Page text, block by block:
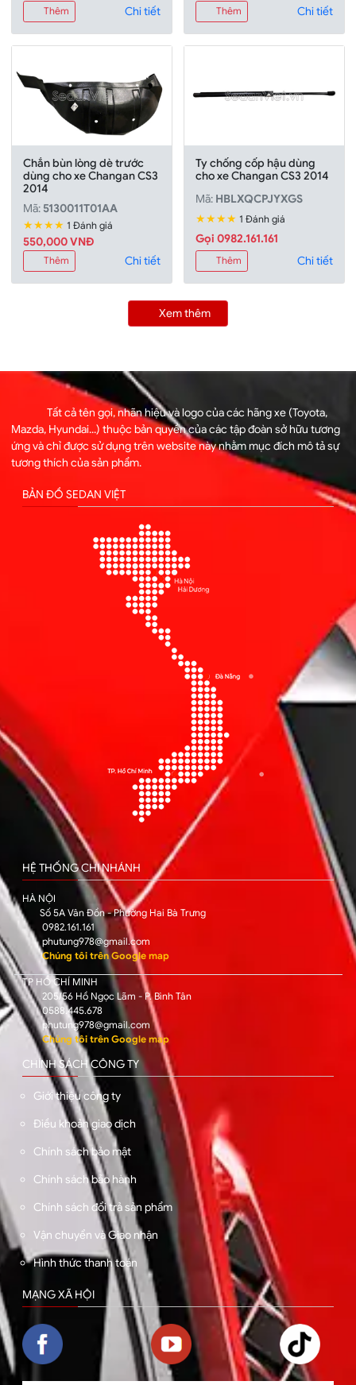
Thêm Chi tiết Thêm Chi tiết
Chắn bùn lòng dè trước
dùng cho xe Changan CS3
2014
Mã: 5130011T01AA
★★★★ 1 Đánh giá
550,000 VNĐ
Thêm Chi tiết
Ty chống cốp hậu dùng
cho xe Changan CS3 2014
Mã: HBLXQCPJYXGS
★★★★ 1 Đánh giá
Gọi 0982.161.161
Thêm Chi tiết
Xem thêm
Tất cả tên gọi, nhãn hiệu và logo của các hãng xe (Toyota,
Mazda, Hyundai...) thuộc bản quyền của các tập đoàn sở hữu tương
ứng và chỉ được sử dụng trên website này nhằm mục đích mô tả sự
tương thích của sản phẩm.
BẢN ĐỒ SEDAN VIỆT
HỆ THỐNG CHI NHÁNH
HÀ NỘI
Số 5A Vân Đồn - Phường Hai Bà Trưng
0982.161.161
phutung978@gmail.com
Chúng tôi trên Google map
TP HỒ CHÍ MINH
205/56 Hồ Ngọc Lãm - P. Bình Tân
0588.445.678
phutung978@gmail.com
Chúng tôi trên Google map
CHÍNH SÁCH CÔNG TY
Giới thiệu công ty
Điều khoản giao dịch
Chính sách bảo mật
Chính sách bảo hành
Chính sách đổi trả sản phẩm
Vận chuyển và Giao nhận
Hình thức thanh toán
MẠNG XÃ HỘI